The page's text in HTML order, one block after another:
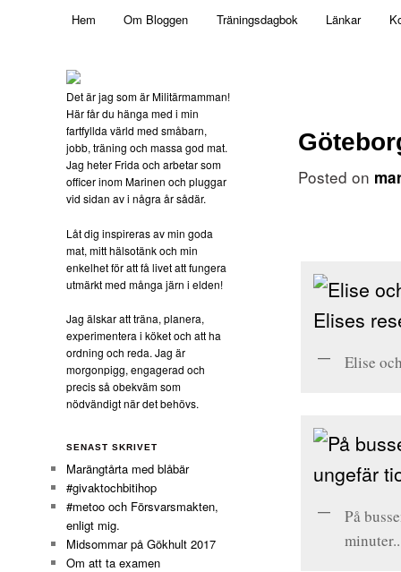
Militärmamman
Skip to primary content
Hem Om Bloggen Träningsdagbok Länkar
Posted on
Elise
På
Det är jag som är Militärmamman!
Här får du hänga med i min
fartfyllda värld med småbarn,
jobb, träning och massa god mat.
Jag heter Frida och arbetar som
officer inom Marinen och pluggar
vid sidan av i några år sådär.
Låt dig inspireras av min goda
mat, mitt hälsotänk och min
enkelhet för att få livet att fungera
utmärkt med många järn i elden!
Jag älskar att träna, planera,
experimentera i köket och att ha
ordning och reda. Jag är
morgonpigg, engagerad och
precis så obekväm som
nödvändigt när det behövs.
SENAST SKRIVET
Marängtårta med blåbär
#givaktochbitihop
#metoo och Försvarsmakten,
enligt mig.
Midsommar på Gökhult 2017
Om att ta examen